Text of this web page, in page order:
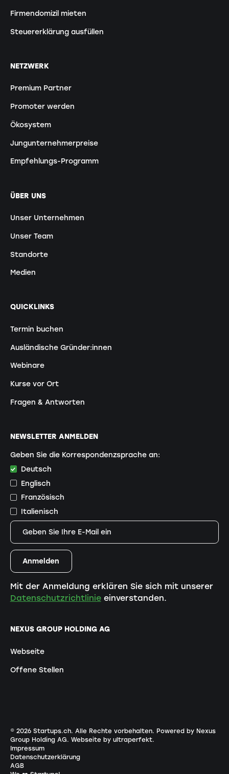
Firmendomizil mieten
Steuererklärung ausfüllen
NETZWERK
Premium Partner
Promoter werden
Ökosystem
Jungunternehmerpreise
Empfehlungs-Programm
ÜBER UNS
Unser Unternehmen
Unser Team
Standorte
Medien
QUICKLINKS
Termin buchen
Ausländische Gründer:innen
Webinare
Kurse vor Ort
Fragen & Antworten
NEXUS GROUP HOLDING AG
Webseite
Offene Stellen
NEWSLETTER ANMELDEN
Geben Sie die Korrespondenzsprache an:
Deutsch
Englisch
Französisch
Italienisch
Mit der Anmeldung erklären Sie sich mit unserer
Datenschutzrichtlinieeinverstanden.
© 2026Startups.ch. Alle Rechte vorbehalten. Powered by Nexus
Group Holding AG. Webseite by ultraperfekt.
Impressum
Datenschutzerklärung
AGB